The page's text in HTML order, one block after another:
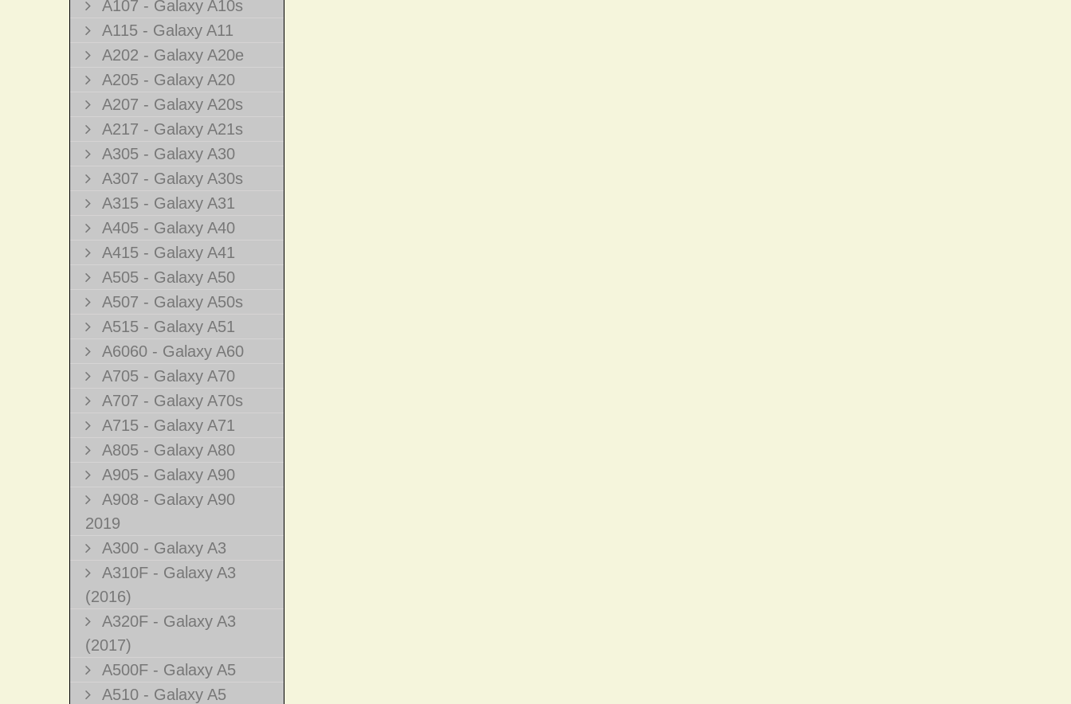
A107 - Galaxy A10s
A115 - Galaxy A11
A202 - Galaxy A20e
A205 - Galaxy A20
A207 - Galaxy A20s
A217 - Galaxy A21s
A305 - Galaxy A30
A307 - Galaxy A30s
A315 - Galaxy A31
A405 - Galaxy A40
A415 - Galaxy A41
A505 - Galaxy A50
A507 - Galaxy A50s
A515 - Galaxy A51
A6060 - Galaxy A60
A705 - Galaxy A70
A707 - Galaxy A70s
A715 - Galaxy A71
A805 - Galaxy A80
A905 - Galaxy A90
A908 - Galaxy A90
2019
A300 - Galaxy A3
A310F - Galaxy A3
(2016)
A320F - Galaxy A3
(2017)
A500F - Galaxy A5
A510 - Galaxy A5